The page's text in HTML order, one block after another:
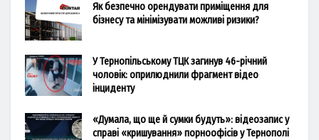
Як безпечно орендувати приміщення для
бізнесу та мінімізувати можливі ризики?
У Тернопільському ТЦК загинув 46-річний
чоловік: оприлюднили фрагмент відео
інциденту
«Думала, що ще й сумки будуть»: відеозапис у
справі «кришування» порноофісів у Тернополі